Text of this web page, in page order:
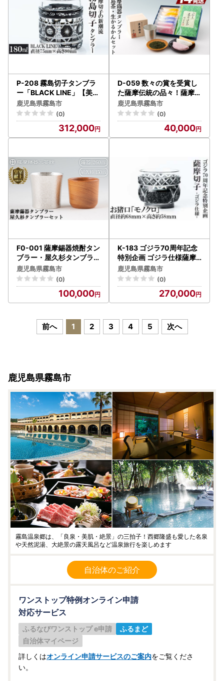
P-208 霧島切子タンブラ
ー「BLACK LINE」【美の
匠ガラス工房弟子丸】霧島
市 薩摩切子 グラス コップ
カップ ロックグラス 食器
鹿児島県霧島市
(0)
312,000
D-059 数々の賞を受賞し
た薩摩伝統の品々！薩摩錫
器タンブラー・霧島茶・生
かるかんセット！最高級の
逸品をお届け【徳重製菓と
鹿児島県霧島市
(0)
40,000
F0-001 薩摩錫器焼酎タン
ブラー・屋久杉タンブラー
セット【薩摩錫器工芸館】
鹿児島県霧島市
(0)
100,000
K-183 ゴジラ70周年記念
特別企画 ゴジラ仕様薩摩
切子お猪口「モノクロ」【
美の匠ガラス工房弟子丸】
霧島市 切子 グラス ガラス
ガラス細工 木箱入り
鹿児島県霧島市
(0)
270,000
前へ 1 2 3 4 5 次へ
鹿児島県霧島市
霧島温泉郷は、「良泉・美肌・絶景」の三拍子！西郷隆盛も愛した名泉
や天然泥湯、大絶景の露天風呂など温泉旅行を楽しめます
自治体のご紹介
ワンストップ特例オンライン申請
対応サービス
ふるなびワンストップ e申請
ふるまど
自治体マイページ
詳しくはオンライン申請サービスのご案内をご覧くださ
い。